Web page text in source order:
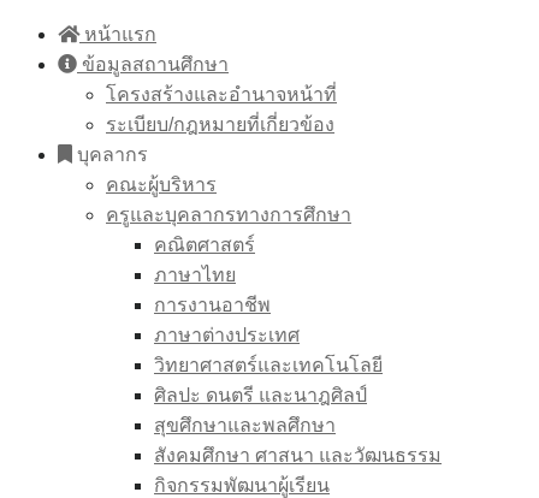
Skip
หน้าแรก
ข้อมูลสถานศึกษา
โครงสร้างและอำนาจหน้าที่
ระเบียบ/กฎหมายที่เกี่ยวข้อง
บุคลากร
คณะผู้บริหาร
ครูและบุคลากรทางการศึกษา
คณิตศาสตร์
ภาษาไทย
การงานอาชีพ
ภาษาต่างประเทศ
วิทยาศาสตร์และเทคโนโลยี
ศิลปะ ดนตรี และนาฎศิลป์
สุขศึกษาและพลศึกษา
สังคมศึกษา ศาสนา และวัฒนธรรม
กิจกรรมพัฒนาผู้เรียน